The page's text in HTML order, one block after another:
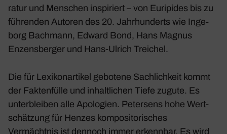
ratur und Menschen inspi­riert – von Euri­pides bis zu
führenden Autoren des 20. Jahr­hun­derts wie Inge­
borg Bach­mann, Edward Bond, Hans Magnus
Enzens­berger und Hans-Ulrich Trei­chel.
Die für Lexi­kon­ar­tikel gebo­tene Sach­lich­keit kommt
der Fakten­fülle und inhalt­li­chen Tiefe zugute. Es
unter­bleiben alle Apolo­gien. Peter­sens hohe Wert­
schät­zung für Henzes kompo­si­to­ri­sches
Vermächtnis ist dennoch immer erkennbar. Es wird